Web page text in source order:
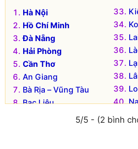
Hà Nội
Hồ Chí Minh
Đà Nẵng
Hải Phòng
Cần Thơ
An Giang
Bà Rịa – Vũng Tàu
Bạc Liêu
5/5 - (2 bình